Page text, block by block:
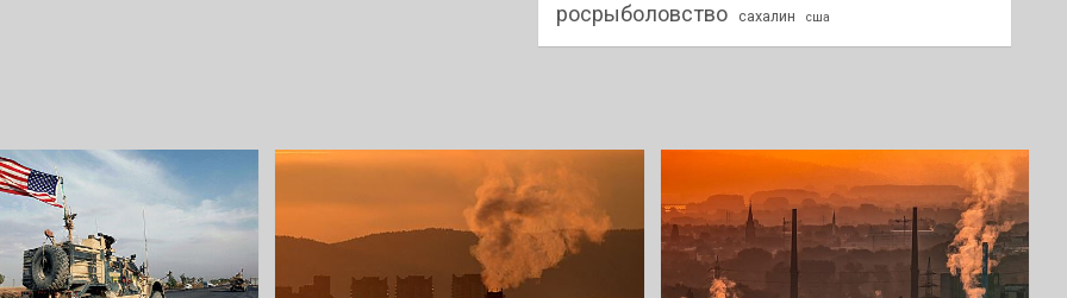
росрыболовство сахалин сша